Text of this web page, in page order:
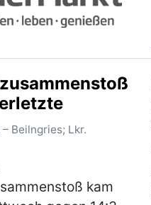
Beilngries; Lkr.
kam